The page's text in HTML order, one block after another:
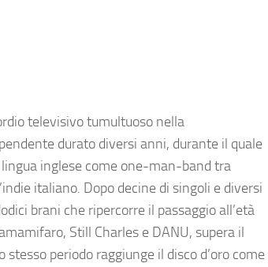
televisivo tumultuoso nella
durato diversi anni, durante il quale
inglese come one-man-band tra
italiano. Dopo decine di singoli e diversi
brani che ripercorre il passaggio all’età
Still Charles e DANU, supera il
periodo raggiunge il disco d’oro come